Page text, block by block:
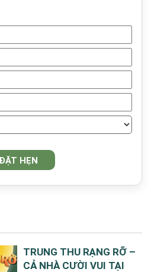
TRUNG THU RẠNG RỠ –
CẢ NHÀ CƯỜI VUI TẠI